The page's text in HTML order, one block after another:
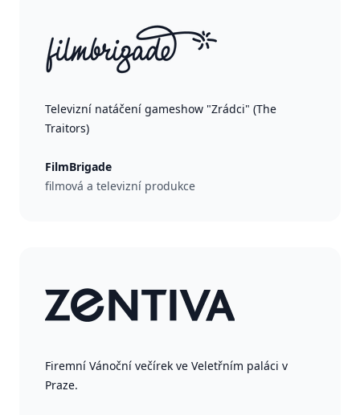
Televizní natáčení gameshow "Zrádci" (The
Traitors)
FilmBrigade
filmová a televizní produkce
Firemní Vánoční večírek ve Veletřním paláci v
Praze.